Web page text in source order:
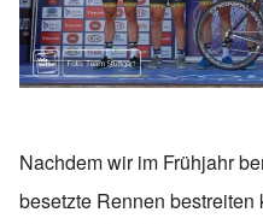
Nachdem wir im Frühjahr
besetzte Rennen bestreiten